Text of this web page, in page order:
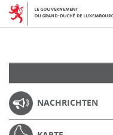
NACHRICHTEN